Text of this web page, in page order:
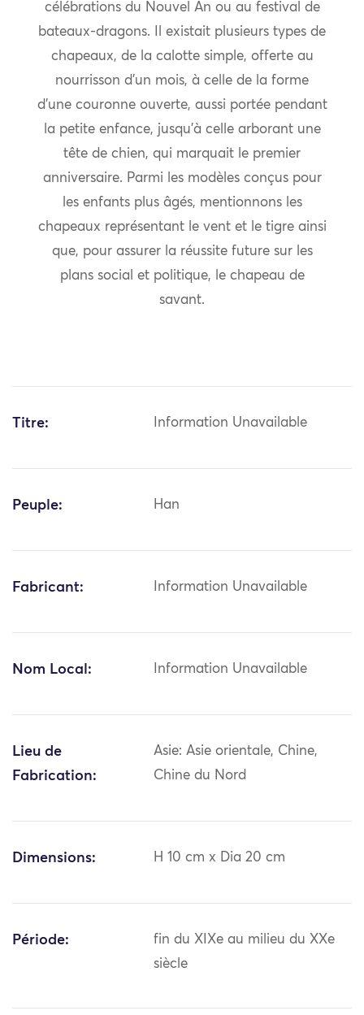
célébrations du Nouvel An ou au festival de
bateaux-dragons. Il existait plusieurs types de
chapeaux, de la calotte simple, offerte au
nourrisson d’un mois, à celle de la forme
d’une couronne ouverte, aussi portée pendant
la petite enfance, jusqu’à celle arborant une
tête de chien, qui marquait le premier
anniversaire. Parmi les modèles conçus pour
les enfants plus âgés, mentionnons les
chapeaux représentant le vent et le tigre ainsi
que, pour assurer la réussite future sur les
plans social et politique, le chapeau de
savant.
Titre: Information Unavailable
Peuple: Han
Fabricant: Information Unavailable
Nom Local: Information Unavailable
Lieu de
Fabrication:
Asie: Asie orientale, Chine,
Chine du Nord
Dimensions: H 10 cm x Dia 20 cm
Période:
fin du XIXe au milieu du XXe
siècle